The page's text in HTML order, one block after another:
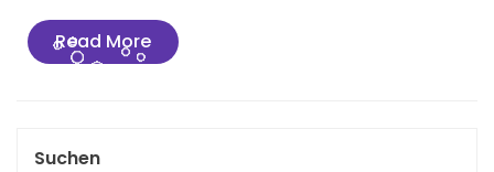
Read MoreRead
More
Suchen